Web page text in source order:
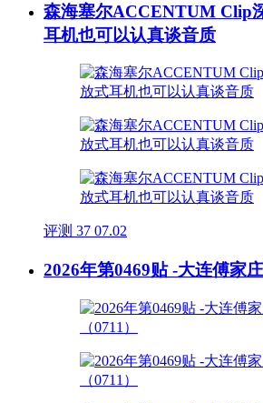
森海塞尔ACCENTUM Clip
耳机也可以认真谈音质
评测 37 07.02
2026年第0469贴 -大连傅家